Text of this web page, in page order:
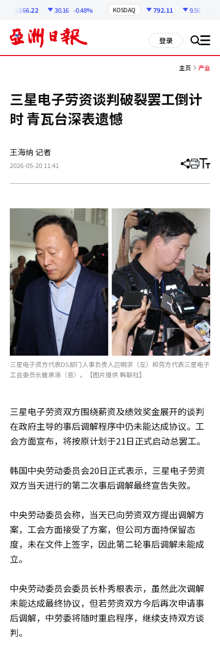
6266.22 30.16 -0.48% KOSDAQ 792.11 9.56
登录 搜 all
主页 产业
三星电子劳资谈判破裂罢工倒计
时 青瓦台深表遗憾
王海纳 记者
2026-05-20 11:41 分
章
打 调
小
三星电子资方代表DS部门人事负责人吕明求（左）和劳方代表三星电子
工会委员长崔承浩（音）。【图片提供 韩联社】
三星电子劳资双方围绕薪资及绩效奖金展开的谈判
在政府主导的事后调解程序中仍未能达成协议。工
会方面宣布，将按原计划于21日正式启动总罢工。
韩国中央劳动委员会20日正式表示，三星电子劳资
双方当天进行的第二次事后调解最终宣告失败。
中央劳动委员会称，当天已向劳资双方提出调解方
案，工会方面接受了方案，但公司方面持保留态
度，未在文件上签字，因此第二轮事后调解未能成
立。
中央劳动委员会委员长朴秀根表示，虽然此次调解
未能达成最终协议，但若劳资双方今后再次申请事
后调解，中劳委将随时重启程序，继续支持双方谈
判。